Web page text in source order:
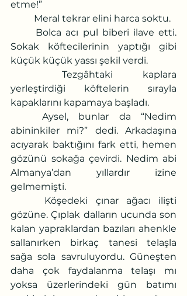
etme!”
	Meral tekrar elini harca soktu.
Sokak köftecilerinin yaptığı gibi
küçük küçük yassı şekil verdi.
yerleştirdiği köftelerin sırayla
kapaklarını kapamaya başladı.
abininkiler mi?” dedi. Arkadaşına
acıyarak baktığını fark etti, hemen
gözünü sokağa çevirdi. Nedim abi
Almanya’dan yıllardır izine
gelmemişti.
gözüne. Çıplak dalların ucunda son
kalan yapraklardan bazıları ahenkle
sallanırken birkaç tanesi telaşla
sağa sola savruluyordu. Güneşten
daha çok faydalanma telaşı mı
yoksa üzerlerindeki gün batımı